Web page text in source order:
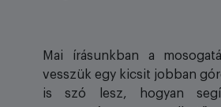
Mai írásunkban a
vesszük egy kicsit jobban
is szó lesz, hogyan